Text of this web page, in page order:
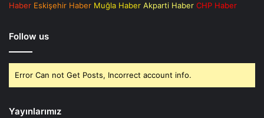
Haber Eskişehir Haber Muğla Haber Akparti Haber CHP Haber
Follow us
Error Can not Get Posts, Incorrect account info.
Yayınlarımız